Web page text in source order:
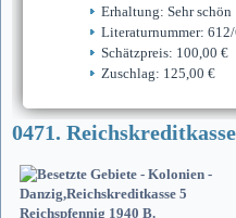
Erhaltung: Sehr schön
Literaturnummer:
Schätzpreis: 100,00 €
Zuschlag: 125,00 €
0471. Reichskreditkasse